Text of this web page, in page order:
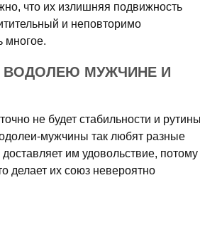
что их излишняя подвижность
и неповторимо
многое.
ВОДОЛЕЮ МУЖЧИНЕ И
не будет стабильности и
мужчины так любят разные
им удовольствие, потому
делает их союз невероятно